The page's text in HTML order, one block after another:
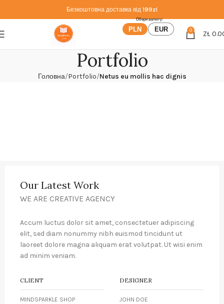
Безкоштовна доставка від 199zl
PLN EUR 0 ZŁ
Portfolio
Головна Portfolio Netus eu mollis hac dignis
Our Latest Work
WE ARE CREATIVE AGENCY
Accum luctus dolor sit amet, consectetuer adipiscing
elit, sed diam nonummy nibh euismod tincidunt ut
laoreet dolore magna aliquam erat volutpat. Ut wisi enim
ad minim veniam.
CLIENT
MINDSPARKLE SHOP
DESIGNER
JOHN DOE